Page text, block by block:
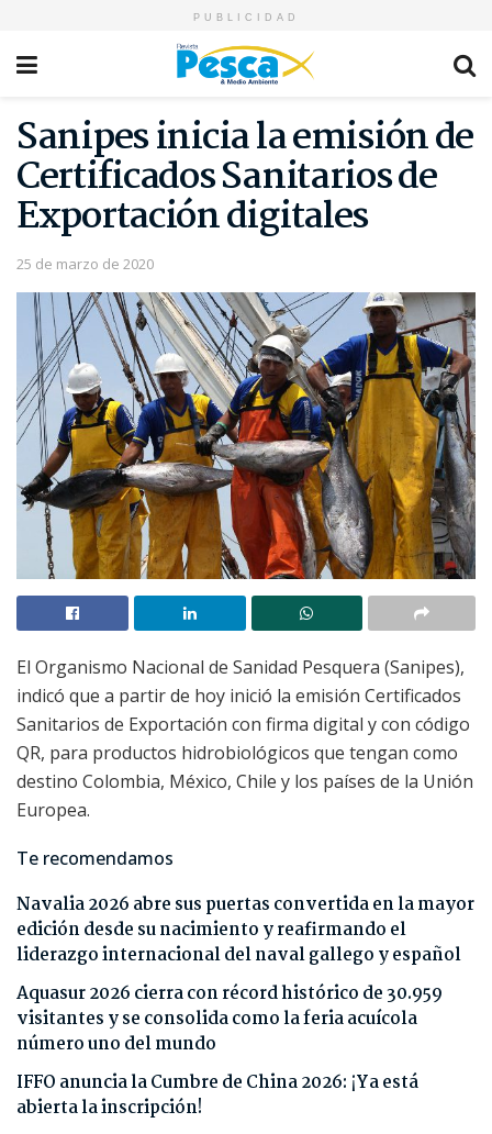
PUBLICIDAD
Sanipes inicia la emisión de
Certificados Sanitarios de
Exportación digitales
25 de marzo de 2020
El Organismo Nacional de Sanidad Pesquera (Sanipes),
indicó que a partir de hoy inició la emisión Certificados
Sanitarios de Exportación con firma digital y con código
QR, para productos hidrobiológicos que tengan como
destino Colombia, México, Chile y los países de la Unión
Europea.
Te recomendamos
Navalia 2026 abre sus puertas convertida en la mayor
edición desde su nacimiento y reafirmando el
liderazgo internacional del naval gallego y español
Aquasur 2026 cierra con récord histórico de 30.959
visitantes y se consolida como la feria acuícola
número uno del mundo
IFFO anuncia la Cumbre de China 2026: ¡Ya está
abierta la inscripción!